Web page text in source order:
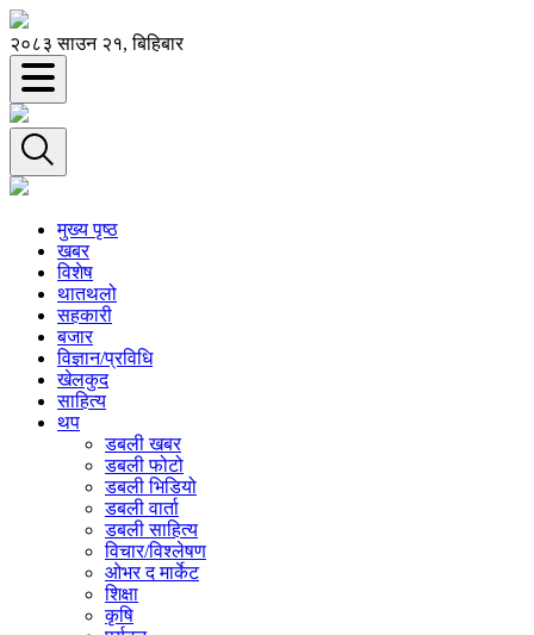
२०८३ साउन २१, बिहिबार
मुख्य पृष्ठ
खबर
विशेष
थातथलो
सहकारी
बजार
विज्ञान/प्रविधि
खेलकुद
साहित्य
थप
डबली खबर
डबली फोटो
डबली भिडियो
डबली वार्ता
डबली साहित्य
विचार/विश्‍लेषण
ओभर द मार्केट
शिक्षा
कृषि